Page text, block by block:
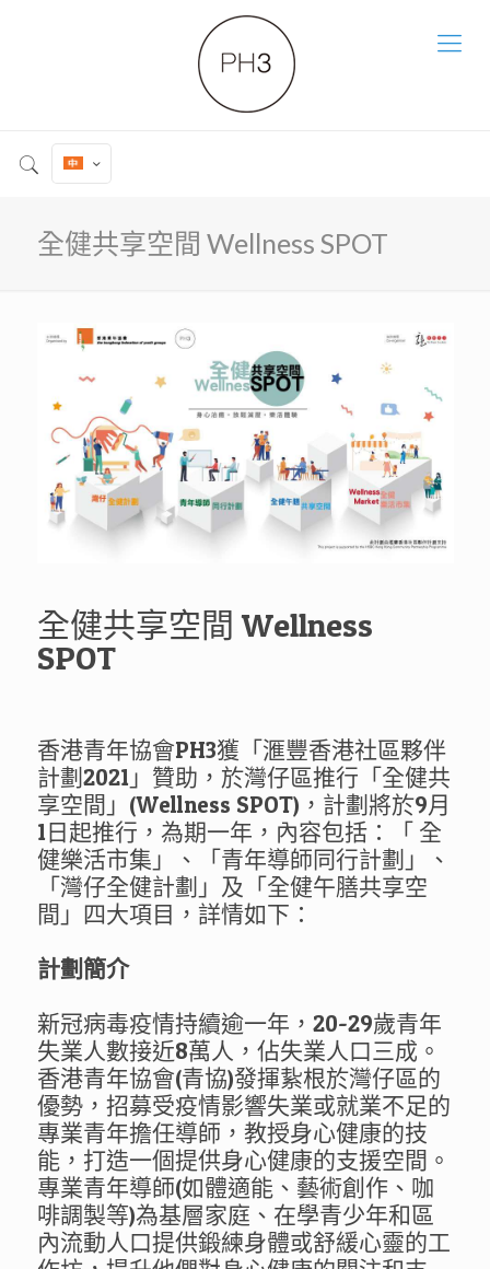
全健共享空間 Wellness SPOT
全健共享空間 Wellness
SPOT
香港青年協會PH3獲「滙豐香港社區夥伴
計劃2021」贊助，於灣仔區推行「全健共
享空間」(Wellness SPOT)，計劃將於9月
1日起推行，為期一年，內容包括：「 全
健樂活市集」、「青年導師同行計劃」、
「灣仔全健計劃」及「全健午膳共享空
間」四大項目，詳情如下：
計劃簡介
新冠病毒疫情持續逾一年，20-29歲青年
失業人數接近8萬人，佔失業人口三成。
香港青年協會(青協)發揮紥根於灣仔區的
優勢，招募受疫情影響失業或就業不足的
專業青年擔任導師，教授身心健康的技
能，打造一個提供身心健康的支援空間。
專業青年導師(如體適能、藝術創作、咖
啡調製等)為基層家庭、在學青少年和區
內流動人口提供鍛練身體或舒緩心靈的工